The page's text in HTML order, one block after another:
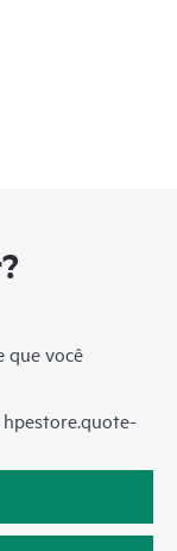
que você
hpestore.quote-